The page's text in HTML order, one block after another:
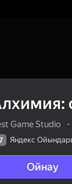
Game Studio ·
Яндекс
Ойнау